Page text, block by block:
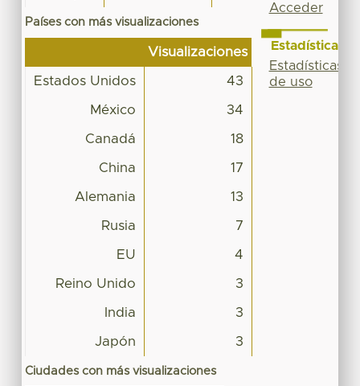
Países con más visualizaciones
Visualizaciones
Estados Unidos 43
México 34
Canadá 18
China 17
Alemania 13
Rusia 7
EU 4
Reino Unido 3
India 3
Japón 3
Ciudades con más visualizaciones
Acceder
Estadísticas
Estadísticas
de uso